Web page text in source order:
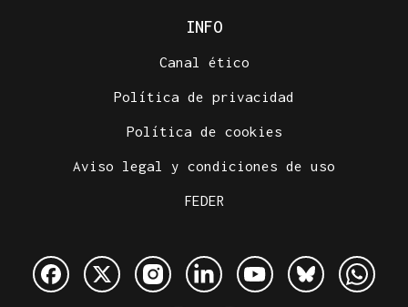
INFO
Canal ético
Política de privacidad
Política de cookies
Aviso legal y condiciones de uso
FEDER